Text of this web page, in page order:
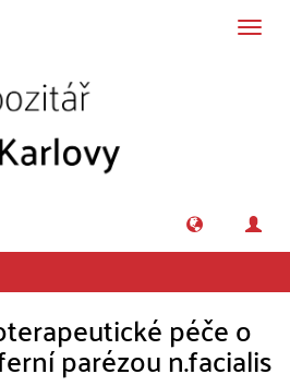
péče o
parézou n.facialis